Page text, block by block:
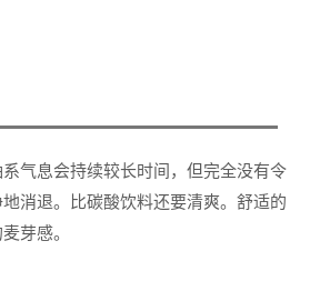
气息会持续较长时间，但完全没有令
消退。比碳酸饮料还要清爽。舒适的
芽感。